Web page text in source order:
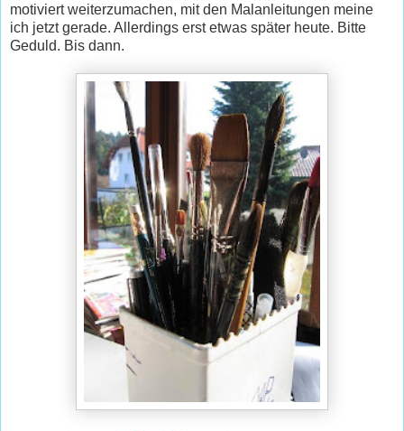
motiviert weiterzumachen, mit den Malanleitungen meine
ich jetzt gerade. Allerdings erst etwas später heute. Bitte
Geduld. Bis dann.